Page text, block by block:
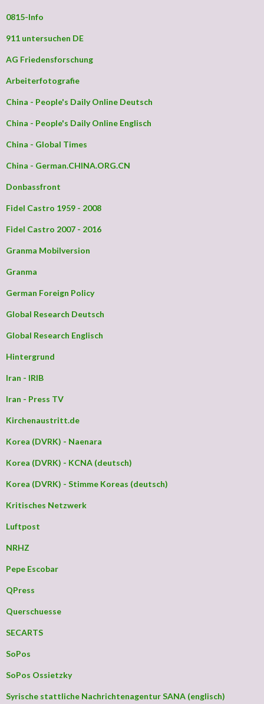
0815-Info
911 untersuchen DE
AG Friedensforschung
Arbeiterfotografie
China - People's Daily Online Deutsch
China - People's Daily Online Englisch
China - Global Times
China - German.CHINA.ORG.CN
Donbassfront
Fidel Castro 1959 - 2008
Fidel Castro 2007 - 2016
Granma Mobilversion
Granma
German Foreign Policy
Global Research Deutsch
Global Research Englisch
Hintergrund
Iran - IRIB
Iran - Press TV
Kirchenaustritt.de
Korea (DVRK) - Naenara
Korea (DVRK) - KCNA (deutsch)
Korea (DVRK) - Stimme Koreas (deutsch)
Kritisches Netzwerk
Luftpost
NRHZ
Pepe Escobar
QPress
Querschuesse
SECARTS
SoPos
SoPos Ossietzky
Syrische stattliche Nachrichtenagentur SANA (englisch)